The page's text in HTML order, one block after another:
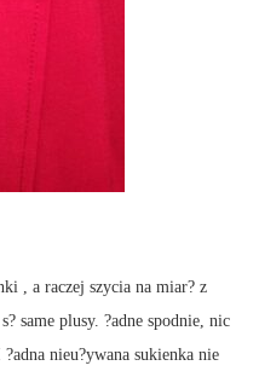
, a raczej szycia na miar? z
same plusy. ?adne spodnie, nic
nieu?ywana sukienka nie